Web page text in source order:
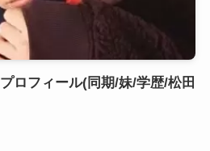
ロフィール(同期/妹/学歴/松田